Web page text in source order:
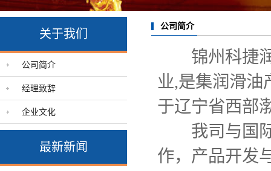
关于我们
公司简介
经理致辞
企业文化
最新新闻
公司简介
锦州科捷润
业,是集润滑油
于辽宁省西部
我司与国际
作，产品开发